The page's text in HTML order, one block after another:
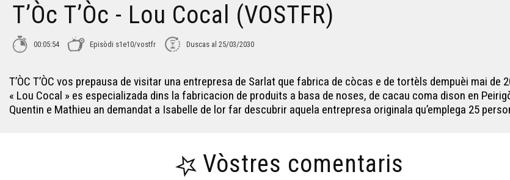
T’Òc T’Òc - Lou Cocal (VOSTFR)
00:05:54 Episòdi s1e10/vostfr Duscas al 25/03/2030
T’ÒC T’ÒC vos prepausa de visitar una entrepresa de Sarlat que fabrica de còcas e de tortèls dempuèi mai de
« Lou Cocal » es especializada dins la fabricacion de produits a basa de noses, de cacau coma dison en
Quentin e Mathieu an demandat a Isabelle de lor far descubrir aquela entrepresa originala qu’emplega 25
Vòstres comentaris